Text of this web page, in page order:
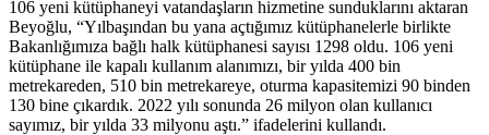
106 yeni kütüphaneyi vatandaşların hizmetine sunduklarını aktaran
Beyoğlu, “Yılbaşından bu yana açtığımız kütüphanelerle birlikte
Bakanlığımıza bağlı halk kütüphanesi sayısı 1298 oldu. 106 yeni
kütüphane ile kapalı kullanım alanımızı, bir yılda 400 bin
metrekareden, 510 bin metrekareye, oturma kapasitemizi 90 binden
130 bine çıkardık. 2022 yılı sonunda 26 milyon olan kullanıcı
sayımız, bir yılda 33 milyonu aştı.” ifadelerini kullandı.